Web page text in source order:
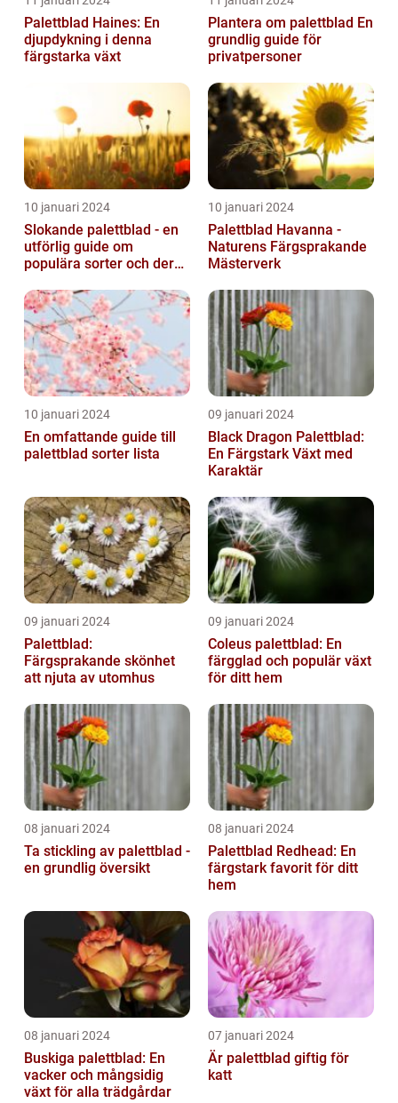
Palettblad Haines: En
djupdykning i denna
färgstarka växt
Plantera om palettblad En
grundlig guide för
privatpersoner
10 januari 2024
Slokande palettblad - en
utförlig guide om
populära sorter och deras
10 januari 2024
Palettblad Havanna -
Naturens Färgsprakande
Mästerverk
10 januari 2024
En omfattande guide till
palettblad sorter lista
09 januari 2024
Black Dragon Palettblad:
En Färgstark Växt med
Karaktär
09 januari 2024
Palettblad:
Färgsprakande skönhet
att njuta av utomhus
09 januari 2024
Coleus palettblad: En
färgglad och populär växt
för ditt hem
08 januari 2024
Ta stickling av palettblad -
en grundlig översikt
08 januari 2024
Palettblad Redhead: En
färgstark favorit för ditt
hem
08 januari 2024
Buskiga palettblad: En
vacker och mångsidig
växt för alla trädgårdar
07 januari 2024
Är palettblad giftig för
katt